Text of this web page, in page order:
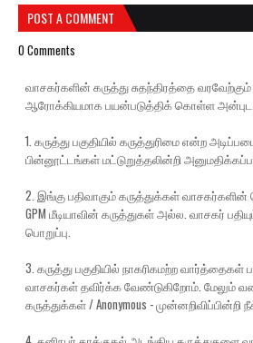
POST A COMMENT
0 Comments
வாசகர்களின் கருத்து சுதந்திரத்தை
ஆரோக்கியமாக பயன்படுத்திக் கொள்ள
1. கருத்து பகுதியில் கருத்துரிமை என்ற
பின்னூட்டங்கள் மட்டுறுத்தலின்றி
2. இங்கு பதிவாகும் கருத்துக்கள்
GPM மீடியாவின் கருத்துகள் அல்ல. வாசகர்
பொறுப்பு.
3. கருத்து பகுதியில் நாகரிகமற்ற
வாசகர்கள் தவிர்க்க வேண்டுகிறோம். மேலும்
கருத்துக்கள் / Anonymous - முன்னறிவிப்பின்றி